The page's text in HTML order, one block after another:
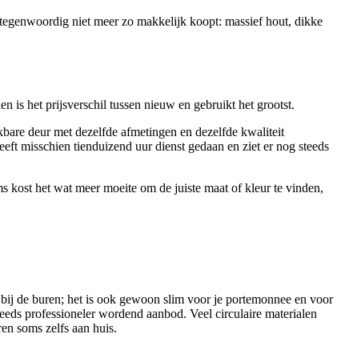
niet meer zo makkelijk koopt: massief hout, dikke
is het prijsverschil tussen nieuw en gebruikt het grootst.
deur met dezelfde afmetingen en dezelfde kwaliteit
misschien tienduizend uur dienst gedaan en ziet er nog steeds
kost het wat meer moeite om de juiste maat of kleur te vinden,
de buren; het is ook gewoon slim voor je portemonnee en voor
professioneler wordend aanbod. Veel circulaire materialen
soms zelfs aan huis.